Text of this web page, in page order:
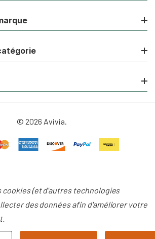
© 2026 Avivia.
cookies (et d'autres technologies
des données afin d'améliorer votre